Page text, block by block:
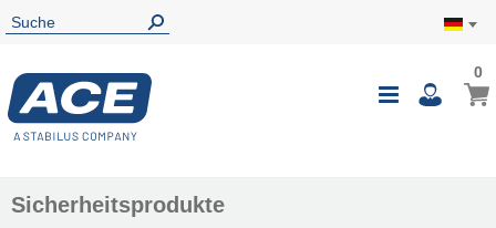
00
Sicherheitsprodukte